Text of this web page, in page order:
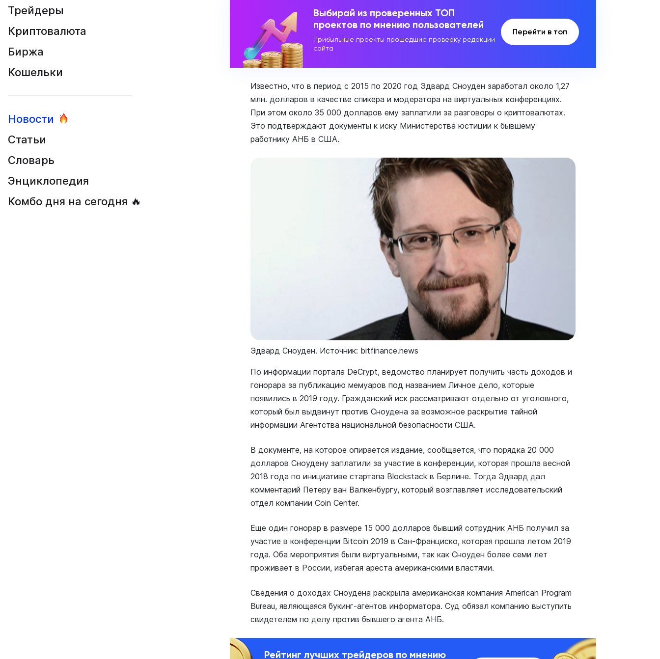
Трейдеры
Криптовалюта
Биржа
Кошельки
Новости
Статьи
Словарь
Энциклопедия
Комбо дня на сегодня 🔥
Выбирай из проверенных ТОП
проектов по мнению пользователей
Прибыльные проекты прошедшие проверку редакции
сайта
Перейти в топ
Известно, что в период с 2015 по 2020 год Эдвард Сноуден заработал около 1,27
млн. долларов в качестве спикера и модератора на виртуальных конференциях.
При этом около 35 000 долларов ему заплатили за разговоры о криптовалютах.
Это подтверждают документы к иску Министерства юстиции к бывшему
работнику АНБ в США.
Эдвард Сноуден. Источник: bitfinance.news
По информации портала DeCrypt, ведомство планирует получить часть доходов и
гонорара за публикацию мемуаров под названием Личное дело, которые
появились в 2019 году. Гражданский иск рассматривают отдельно от уголовного,
который был выдвинут против Сноудена за возможное раскрытие тайной
информации Агентства национальной безопасности США.
В документе, на которое опирается издание, сообщается, что порядка 20 000
долларов Сноудену заплатили за участие в конференции, которая прошла весной
2018 года по инициативе стартапа Blockstack в Берлине. Тогда Эдвард дал
комментарий Петеру ван Валкенбургу, который возглавляет исследовательский
отдел компании Coin Center.
Еще один гонорар в размере 15 000 долларов бывший сотрудник АНБ получил за
участие в конференции Bitcoin 2019 в Сан-Франциско, которая прошла летом 2019
года. Оба мероприятия были виртуальными, так как Сноуден более семи лет
проживает в России, избегая ареста американскими властями.
Сведения о доходах Сноудена раскрыла американская компания American Program
Bureau, являющаяся букинг-агентов информатора. Суд обязал компанию выступить
свидетелем по делу против бывшего агента АНБ.
Рейтинг лучших трейдеров по мнению